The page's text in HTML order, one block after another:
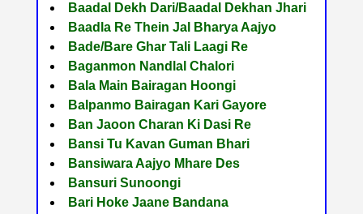
Baadal Dekh Dari/Baadal Dekhan Jhari
Baadla Re Thein Jal Bharya Aajyo
Bade/Bare Ghar Tali Laagi Re
Baganmon Nandlal Chalori
Bala Main Bairagan Hoongi
Balpanmo Bairagan Kari Gayore
Ban Jaoon Charan Ki Dasi Re
Bansi Tu Kavan Guman Bhari
Bansiwara Aajyo Mhare Des
Bansuri Sunoongi
Bari Hoke Jaane Bandana